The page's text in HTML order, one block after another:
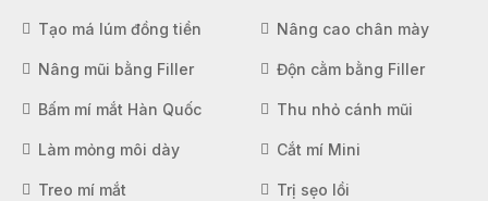
Tạo má lúm đồng tiền Nâng cao chân mày
Nâng mũi bằng Filler Độn cằm bằng Filler
Bấm mí mắt Hàn Quốc Thu nhỏ cánh mũi
Làm mỏng môi dày Cắt mí Mini
Treo mí mắt Trị sẹo lồi